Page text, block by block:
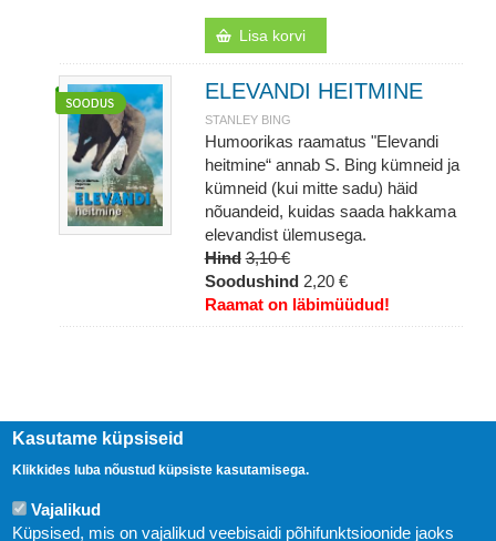
Lisa korvi
ELEVANDI HEITMINE
STANLEY BING
Humoorikas raamatus "Elevandi
heitmine“ annab S. Bing kümneid ja
kümneid (kui mitte sadu) häid
nõuandeid, kuidas saada hakkama
elevandist ülemusega.
Hind 3,10 €
Soodushind 2,20 €
Raamat on läbimüüdud!
Kasutame küpsiseid
Klikkides luba nõustud küpsiste kasutamisega.
Vajalikud
Küpsised, mis on vajalikud veebisaidi põhifunktsioonide jaoks